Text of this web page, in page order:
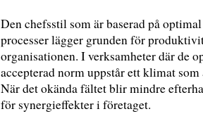
Den chefsstil som är baserad på
processer lägger grunden för
organisationen. I verksamheter där de
accepterad norm uppstår ett klimat
När det okända fältet blir mindre
för synergieffekter i företaget.